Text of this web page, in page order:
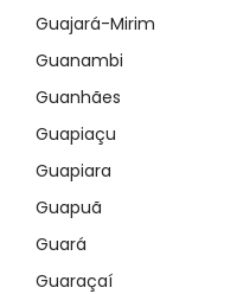
Guajará-Mirim
Guanambi
Guanhães
Guapiaçu
Guapiara
Guapuã
Guará
Guaraçaí